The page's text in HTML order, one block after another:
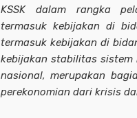
KSSK dalam rangka
termasuk kebijakan di
termasuk kebijakan di
kebijakan stabilitas sistem
nasional, merupakan
perekonomian dari krisis